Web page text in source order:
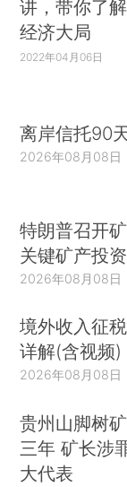
讲，带你了
经济大局
2022年04月06日
离岸信托90
2026年08月08日
特朗普召开
关键矿产投
2026年08月08日
境外收入征
详解(含视频)
2026年08月08日
贵州山脚树
三年 矿长涉
大代表